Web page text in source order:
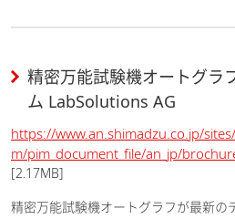
精密万能試験機オートグラ
ム LabSolutions AG
https://www.an.shimadzu.co.jp/
m/pim_document_file/an_jp/
[2.17MB]
精密万能試験機オートグラフが最新の